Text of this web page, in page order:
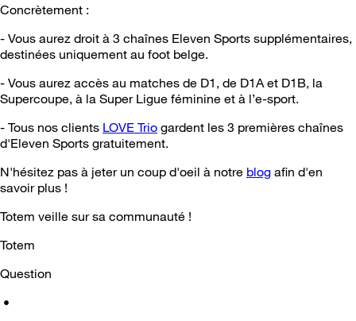
Concrètement :
- Vous aurez droit à 3 chaînes Eleven Sports supplémentaires,
destinées uniquement au foot belge.
- Vous aurez accès au matches de D1, de D1A et D1B, la
Supercoupe, à la Super Ligue féminine et à l’e-sport.
- Tous nos clients LOVE Trio gardent les 3 premières chaînes
d'Eleven Sports gratuitement.
N'hésitez pas à jeter un coup d'oeil à notre blog afin d'en
savoir plus !
Totem veille sur sa communauté !
Totem
Question
•